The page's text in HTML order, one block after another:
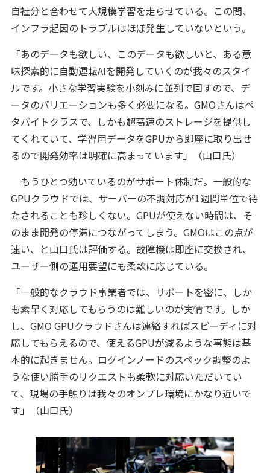
自社分と合わせて大規模学習を走らせている。この間、
インフラ起因のトラブルはほぼ発生していないという。
「あのデータも欲しい、このデータも欲しいと、ある意
味探索的に自動運転AIを開発していくのが我々のスタイ
ルです。小さな学習実験を小刻みに並列で回すので、デ
ータのバリエーションも多く必要になる。GMOさんはペ
タバイトクラスで、しかも超高速のストレージを提供し
てくれていて、学習用データをGPUから即座に取り出せ
るので開発効率は明確に高まっています」（山口氏）
もうひとつ効いているのがサポート体制だ。一般的な
GPUクラウドでは、サーバーの不調対応が1週間単位で待
たされることも珍しくない。GPUが使えない時間は、そ
のまま開発の停滞につながってしまう。GMOはこの点が
速い、と山口氏は評価する。故障機は即座に交換され、
ユーザー側の運用要望にも柔軟に応じている。
「一般的なクラウド事業者では、サポートを密に、しか
も素早く対応してもらうのは難しいのが実情です。しか
し、GMO GPUクラウドさんは連絡すればスピーディに対
応してもらえるので、使えるGPUが減るような事態は基
本的に起きません。ログインノードのスペック調整のよ
うな使い勝手のリクエストも柔軟に対応いただいてい
て、現場の手触りは我々のオンプレ環境にかなり近いで
す」（山口氏）